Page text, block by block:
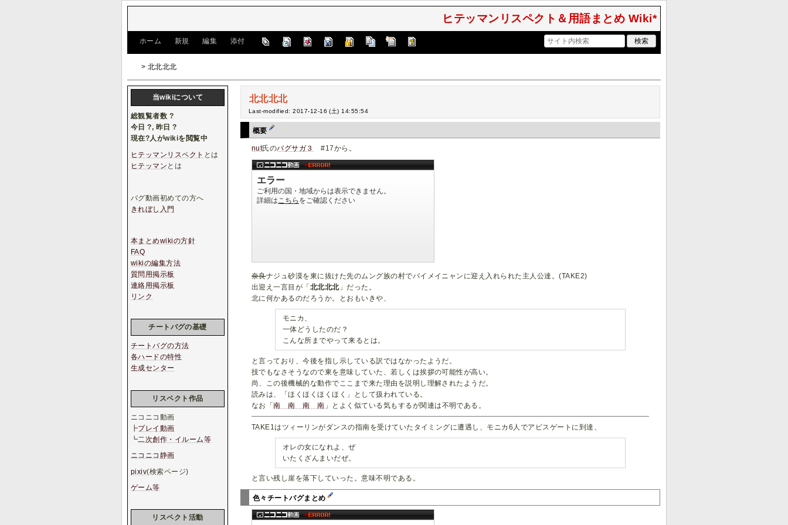
ヒテッマンリスペクト＆用語まとめ Wiki*
ホーム 新規 編集 添付
> 北北北北
北北北北
Last-modified: 2017-12-16 (土) 14:55:54
概要
nut氏のバグサガ３ #17から。
奈良ナジュ砂漠を東に抜けた先のムング族の村でバイメイニャンに迎え入れられた主人公達。(TAKE2)
出迎え一言目が「 北北北北」だった。
北に何かあるのだろうか。とおもいきや、
モニカ、
一体どうしたのだ？
こんな所までやって来るとは。
と言っており、今後を指し示している訳ではなかったようだ。
技でもなさそうなので東を意味していた、若しくは挨拶の可能性が高い。
尚、この後機械的な動作でここまで来た理由を説明し理解されたようだ。
読みは、「ほくほくほくほく」として扱われている。
なお「南 南 南 南 」とよく似ている気もするが関連は不明である。
TAKE1はツィーリンがダンスの指南を受けていたタイミングに遭遇し、モニカ6人でアビスゲートに到達、
オレの女になれよ、ぜ
いたくざんまいだぜ。
と言い残し崖を落下していった。意味不明である。
色々チートバグまとめ
当wikiについて
総観覧者数 ?
今日?, 昨日?
現在?人がwikiを閲覧中
ヒテッマンリスペクト とは
ヒテッマン とは
バグ動画初めての方へ
きれぼし入門
本まとめwikiの方針
FAQ
wikiの編集方法
質問用掲示板
連絡用掲示板
リンク
チートバグの基礎
チートバグの方法
各ハードの特性
生成センター
リスペクト作品
ニコニコ動画
┣プレイ動画
┗二次創作・イルーム等
ニコニコ静画
pixiv(検索ページ)
ゲーム等
リスペクト活動